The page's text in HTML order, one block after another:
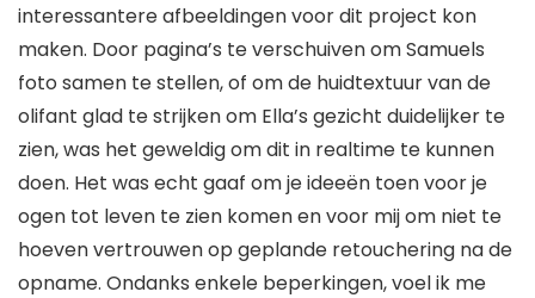
interessantere afbeeldingen voor dit project kon
maken. Door pagina’s te verschuiven om Samuels
foto samen te stellen, of om de huidtextuur van de
olifant glad te strijken om Ella’s gezicht duidelijker te
zien, was het geweldig om dit in realtime te kunnen
doen. Het was echt gaaf om je ideeën toen voor je
ogen tot leven te zien komen en voor mij om niet te
hoeven vertrouwen op geplande retouchering na de
opname. Ondanks enkele beperkingen, voel ik me